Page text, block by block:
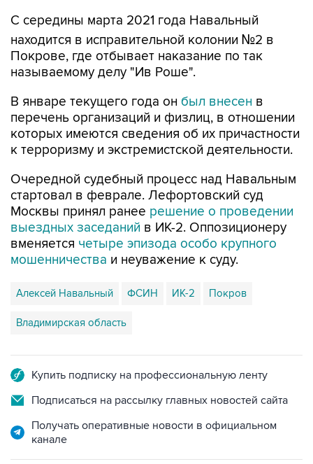
С середины марта 2021 года Навальный
находится в исправительной колонии №2 в
Покрове, где отбывает наказание по так
называемому делу "Ив Роше".
В январе текущего года он был внесен в
перечень организаций и физлиц, в отношении
которых имеются сведения об их причастности
к терроризму и экстремистской деятельности.
Очередной судебный процесс над Навальным
стартовал в феврале. Лефортовский суд
Москвы принял ранее решение о проведении
выездных заседаний в ИК-2. Оппозиционеру
вменяется четыре эпизода особо крупного
мошенничества и неуважение к суду.
Алексей Навальный ФСИН ИК-2 Покров
Владимирская область
Купить подписку на профессиональную ленту
Подписаться на рассылку главных новостей сайта
Получать оперативные новости в официальном
канале